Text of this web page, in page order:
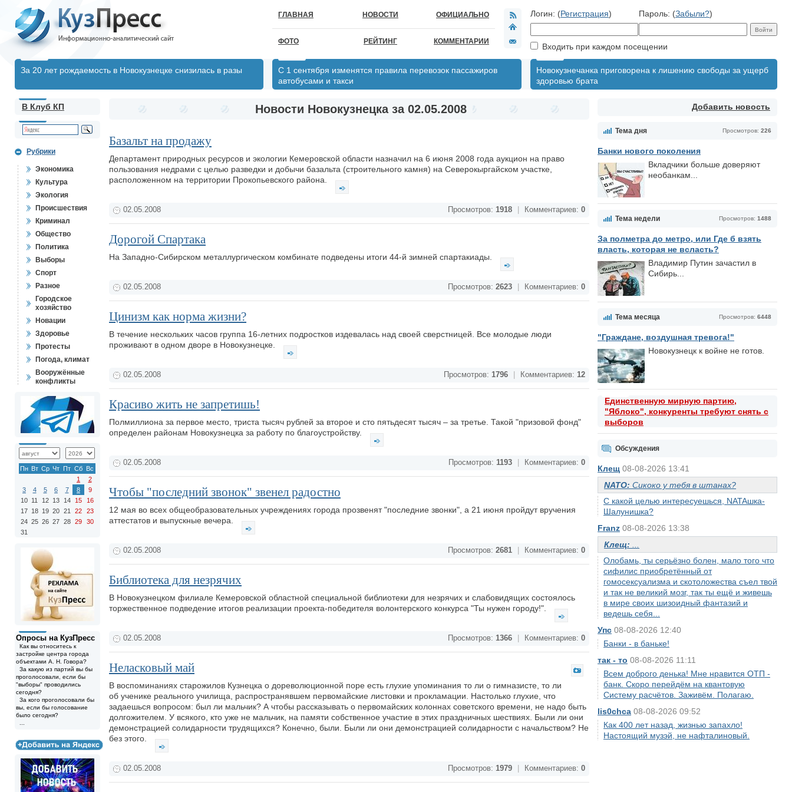
ГЛАВНАЯ НОВОСТИ ОФИЦИАЛЬНО
ФОТО РЕЙТИНГ КОММЕНТАРИИ
Логин: (Регистрация) Пароль: (Забыли?)
Входить при каждом посещении
За 20 лет рождаемость в Новокузнецке снизилась в разы
С 1 сентября изменятся правила перевозок пассажиров
автобусами и такси
Новокузнечанка приговорена к лишению свободы за ущерб
здоровью брата
Добавить новость
Просмотров: 226
Тема дня
Банки нового поколения
Вкладчики больше доверяют
необанкам...
Просмотров: 1488
Тема недели
За полметра до метро, или Где б взять
власть, которая не всласть?
Владимир Путин зачастил в
Сибирь...
Просмотров: 6448
Тема месяца
"Граждане, воздушная тревога!"
Новокузнецк к войне не готов.
Единственную мирную партию,
"Яблоко", конкуренты требуют снять с
выборов
Обсуждения
Клещ 08-08-2026 13:41
NATO: Сикоко у тебя в штанах?
С какой целью интересуешься, NATAшка-
Шалунишка?
Franz 08-08-2026 13:38
Клещ:
Олобамь, ты серьёзно болен, мало того что
сифилис приобретённый от
гомосексуализма и скотоложества съел твой
и так не великий мозг, так ты ещё и живешь
в мире своих шизоидный фантазий и
ведешь себя...
Упс 08-08-2026 12:40
Банки - в баньке!
так - то 08-08-2026 11:11
Всем доброго денька! Мне нравится ОТП -
банк. Скоро перейдём на квантовую
Систему расчётов. Заживём. Полагаю.
lis0chca 08-08-2026 09:52
Как 400 лет назад, жизнью запахло!
Настоящий музэй, не нафталиновый.
В Клуб КП
Рубрики
Экономика
Культура
Экология
Происшествия
Криминал
Общество
Политика
Выборы
Спорт
Разное
Городское
хозяйство
Новации
Здоровье
Протесты
Погода, климат
Вооружённые
конфликты
Пн Вт Ср Чт Пт Сб Вс
1
2
3
4 5 6 7 8
9
10 11 12 13 14 15
16
17 18 19 20 21 22
23
24 25 26 27 28 29
30
31
Опросы на КузПресс
Как вы относитесь к
застройке центра города
объектами А. Н. Говора?
За какую из партий вы бы
проголосовали, если бы
"выборы" проводились
сегодня?
За кого проголосовали бы
вы, если бы голосование
было сегодня?
Новости Новокузнецка за 02.05.2008
Базальт на продажу
Департамент природных ресурсов и экологии Кемеровской области назначил на 6 июня 2008 года аукцион на право
пользования недрами с целью разведки и добычи базальта (строительного камня) на Северокыргайском участке,
расположенном на территории Прокопьевского района.
02.05.2008 Просмотров: 1918 Комментариев: 0
Дорогой Спартака
На Западно-Сибирском металлургическом комбинате подведены итоги 44-й зимней спартакиады.
02.05.2008 Просмотров: 2623 Комментариев: 0
Цинизм как норма жизни?
В течение нескольких часов группа 16-летних подростков издевалась над своей сверстницей. Все молодые люди
проживают в одном дворе в Новокузнецке.
02.05.2008 Просмотров: 1796 Комментариев: 12
Красиво жить не запретишь!
Полмиллиона за первое место, триста тысяч рублей за второе и сто пятьдесят тысяч – за третье. Такой "призовой фонд"
определен районам Новокузнецка за работу по благоустройству.
02.05.2008 Просмотров: 1193 Комментариев: 0
Чтобы "последний звонок" звенел радостно
12 мая во всех общеобразовательных учреждениях города прозвенят "последние звонки", а 21 июня пройдут вручения
аттестатов и выпускные вечера.
02.05.2008 Просмотров: 2681 Комментариев: 0
Библиотека для незрячих
В Новокузнецком филиале Кемеровской областной специальной библиотеки для незрячих и слабовидящих состоялось
торжественное подведение итогов реализации проекта-победителя волонтерского конкурса "Ты нужен городу!".
02.05.2008 Просмотров: 1366 Комментариев: 0
Неласковый май
В воспоминаниях старожилов Кузнецка о дореволюционной поре есть глухие упоминания то ли о гимназисте, то ли
об ученике реального училища, распространявшем первомайские листовки и прокламации. Настолько глухие, что
задаешься вопросом: был ли мальчик? А чтобы рассказывать о первомайских колоннах советского времени, не надо быть
долгожителем. У всякого, кто уже не мальчик, на памяти собственное участие в этих праздничных шествиях. Были ли они
демонстрацией солидарности трудящихся? Конечно, были. Были ли они демонстрацией солидарности с начальством? Не
без этого.
02.05.2008 Просмотров: 1979 Комментариев: 0